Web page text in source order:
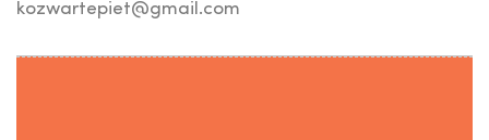
kozwartepiet@gmail.com